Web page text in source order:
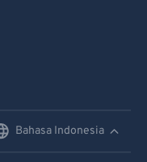
Bahasa Indonesia